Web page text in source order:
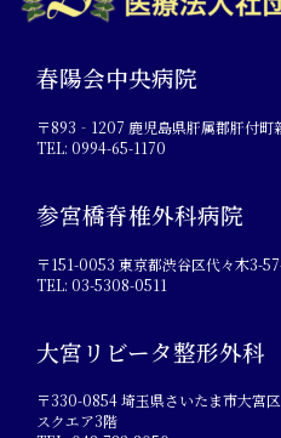
春陽会中央病院
〒893‐1207 鹿児島県肝属郡肝付町
TEL: 0994-65-1170
参宮橋脊椎外科病院
〒151-0053 東京都渋谷区代々木3-
TEL: 03-5308-0511
大宮リビータ整形外科
〒330-0854 埼玉県さいたま市大宮
スクエア3階